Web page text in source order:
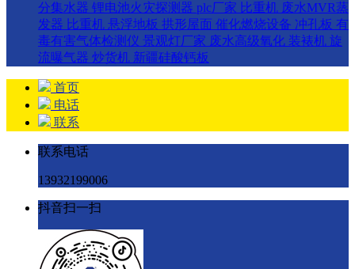
分集水器 锂电池火灾探测器 plc厂家 比重机 废水MVR蒸
发器 比重机 悬浮地板 拱形屋面 催化燃烧设备 冲孔板 有
毒有害气体检测仪 景观灯厂家 废水高级氧化 装裱机 旋
流曝气器 炒货机 新疆硅酸钙板
首页
电话
联系
联系电话
13932199006
抖音扫一扫